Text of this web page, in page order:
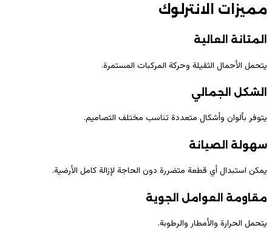
مميزات الانترلوك
المتانة العالية
يتحمل الأحمال الثقيلة وحركة المركبات المستمرة.
الشكل الجمالي
يتوفر بألوان وأشكال متعددة تناسب مختلف التصاميم.
سهولة الصيانة
يمكن استبدال أي قطعة متضررة دون الحاجة لإزالة كامل الأرضية.
مقاومة العوامل الجوية
يتحمل الحرارة والأمطار والرطوبة.